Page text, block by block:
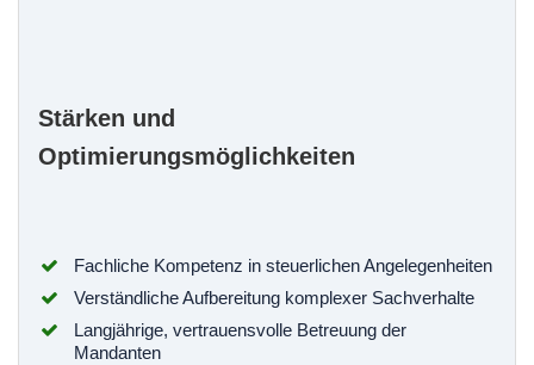
Stärken und
Optimierungsmöglichkeiten
Fachliche Kompetenz in steuerlichen Angelegenheiten
Verständliche Aufbereitung komplexer Sachverhalte
Langjährige, vertrauensvolle Betreuung der
Mandanten